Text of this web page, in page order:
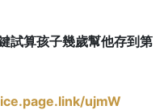
試算孩子幾歲幫他存到第
ujmW